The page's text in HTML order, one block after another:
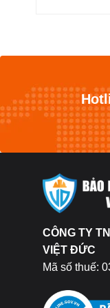
CÔNG TY
VIỆT ĐỨC
Mã số thuế: